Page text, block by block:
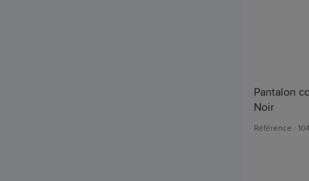
Pantalon
Noir
Référence :